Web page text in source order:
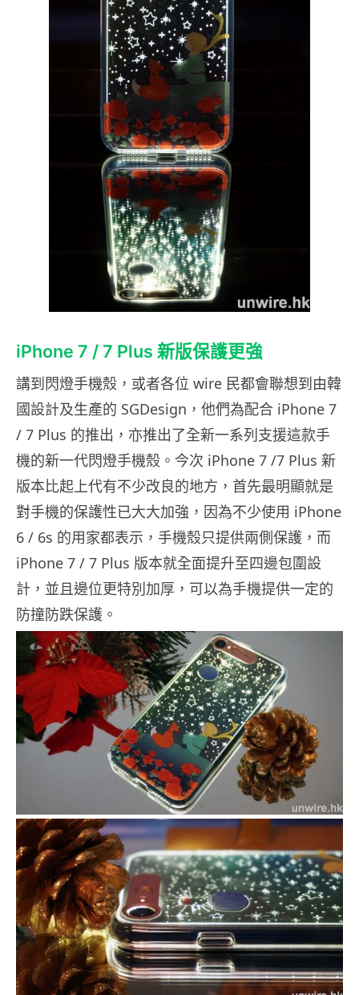
iPhone 7 / 7 Plus 新版保護更強
講到閃燈手機殼，或者各位 wire 民都會聯想到由韓
國設計及生產的 SGDesign，他們為配合 iPhone 7
/ 7 Plus 的推出，亦推出了全新一系列支援這款手
機的新一代閃燈手機殼。今次 iPhone 7 /7 Plus 新
版本比起上代有不少改良的地方，首先最明顯就是
對手機的保護性已大大加強，因為不少使用 iPhone
6 / 6s 的用家都表示，手機殼只提供兩側保護，而
iPhone 7 / 7 Plus 版本就全面提升至四邊包圍設
計，並且邊位更特別加厚，可以為手機提供一定的
防撞防跌保護。